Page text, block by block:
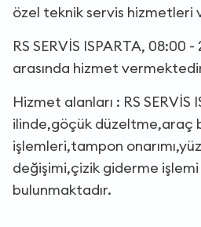
özel teknik servis hizmetleri
RS SERVİS ISPARTA, 08:00
arasında hizmet
Hizmet alanları : RS SERVİS
ilinde,göçük düzeltme,araç
işlemleri,tampon
değişimi,çizik giderme
bulunmaktadır.